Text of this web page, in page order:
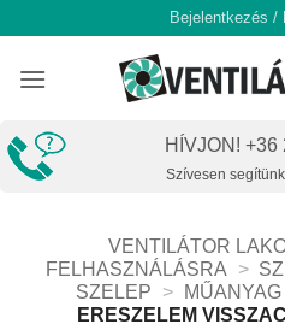
content
Bejelentkezés /
HÍVJON! +36
Szívesen
VENTILÁTOR
FELHASZNÁLÁSRA
>
SZELEP
>
ERESZELEM